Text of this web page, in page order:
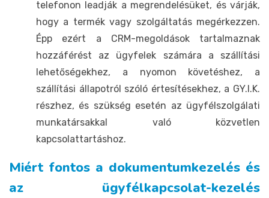
telefonon leadják a megrendelésüket, és várják,
hogy a termék vagy szolgáltatás megérkezzen.
Épp ezért a CRM-megoldások tartalmaznak
hozzáférést az ügyfelek számára a szállítási
lehetőségekhez, a nyomon követéshez, a
szállítási állapotról szóló értesítésekhez, a GY.I.K.
részhez, és szükség esetén az ügyfélszolgálati
munkatársakkal való közvetlen
kapcsolattartáshoz.
Miért fontos a dokumentumkezelés és
az ügyfélkapcsolat-kezelés